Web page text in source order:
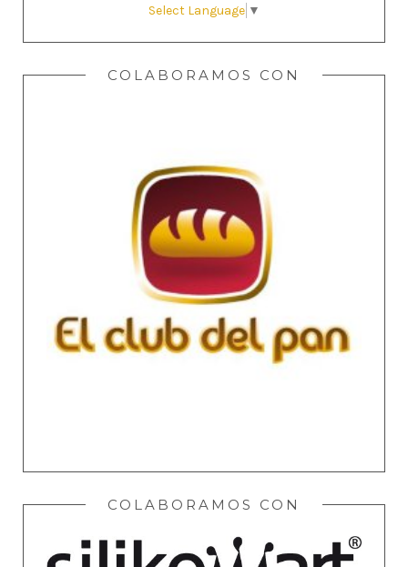
Select Language ▼
COLABORAMOS CON
COLABORAMOS CON